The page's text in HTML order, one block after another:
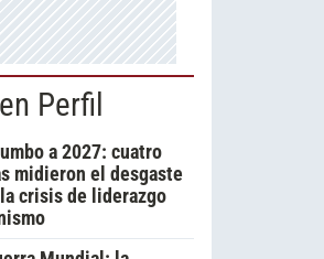
Perfil
a 2027: cuatro
midieron el desgaste
crisis de liderazgo